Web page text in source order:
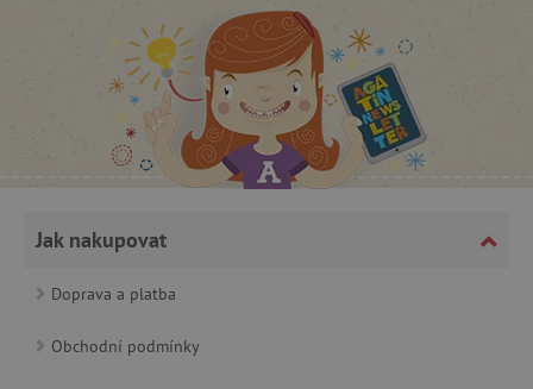
Jak nakupovat
Doprava a platba
Obchodní podmínky
CookieScriptConsent
CookieScript
www.agatinsvet.cz